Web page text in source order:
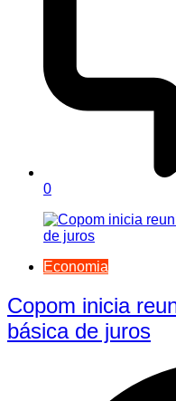
0
Economia
Copom inicia
básica de juros